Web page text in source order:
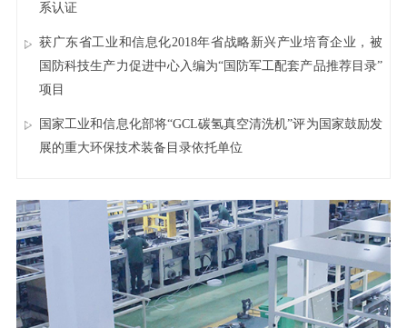
系认证
获广东省工业和信息化2018年省战略新兴产业培育企业，被
国防科技生产力促进中心入编为“国防军工配套产品推荐目录”
项目
国家工业和信息化部将“GCL碳氢真空清洗机”评为国家鼓励发
展的重大环保技术装备目录依托单位